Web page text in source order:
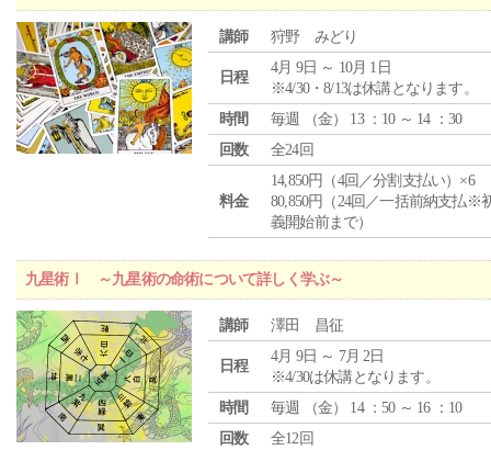
講師 狩野 みどり
日程
4月 9日 ～ 10月 1日
※4/30・8/13は休講となります。
時間
毎週 （金） 13 ：10 ～ 14 ：30
回数
全24回
料金
14,850円（4回／分割支払い）×6
80,850円（24回／一括前納支払※
義開始前まで）
九星術Ⅰ ～九星術の命術について詳しく学ぶ～
講師 澤田 昌征
日程
4月 9日 ～ 7月 2日
※4/30は休講となります。
時間
毎週 （金） 14 ：50 ～ 16 ：10
回数
全12回